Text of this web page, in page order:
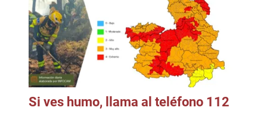
Si ves humo, llama al teléfono 112